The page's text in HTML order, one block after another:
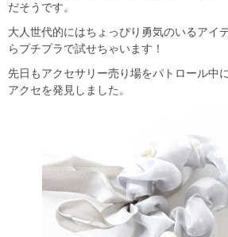
だそうです。
大人世代的にはちょっぴり勇気のいるアイ
らプチプラで試せちゃいます！
先日もアクセサリー売り場をパトロール中
アクセを発見しました。